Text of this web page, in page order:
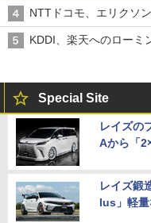
NTTドコモ、エリクソ
KDDI、楽天へのローミ
Special Site
レイズの
Aから「
レイズ鍛
lus」軽